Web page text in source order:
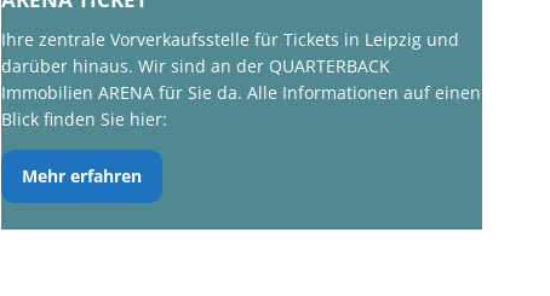
Ihre zentrale Vorverkaufsstelle für Tickets in Leipzig und
darüber hinaus. Wir sind an der QUARTERBACK
Immobilien ARENA für Sie da. Alle Informationen auf einen
Blick finden Sie hier:
Mehr erfahren